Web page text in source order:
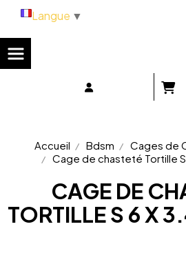
Accueil Bdsm
Cages de
Cage de chasteté Tortille
CAGE DE
TORTILLE S 6 X
Langue ▼